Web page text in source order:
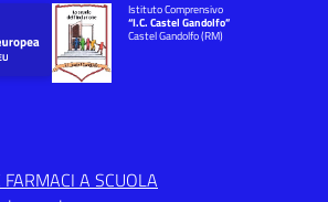
Istituto Comprensivo
“I.C. Castel Gandolfo”
Castel Gandolfo (RM)
A SCUOLA